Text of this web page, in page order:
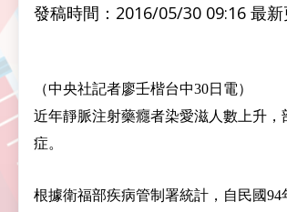
發稿時間：2016/05/30 09:16 最
（中央社記者廖壬楷台中30日電）
近年靜脈注射藥癮者染愛滋人數上升
症。
根據衛福部疾病管制署統計，自民國